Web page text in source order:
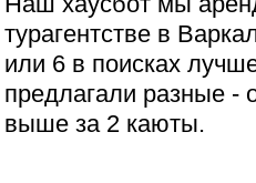
турагентстве в
или 6 в поисках
предлагали разные -
выше за 2 каюты.